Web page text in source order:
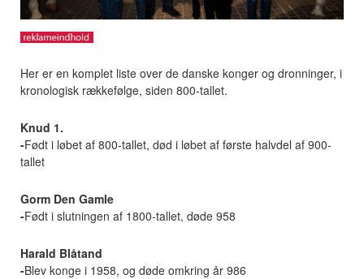
Her er en komplet liste over de danske konger og dronninger, i
kronologisk rækkefølge, siden 800-tallet.
Knud 1.
-Født i løbet af 800-tallet, død i løbet af første halvdel af 900-
tallet
Gorm Den Gamle
-Født i slutningen af 1800-tallet, døde 958
Harald Blåtand
-Blev konge i 1958, og døde omkring år 986